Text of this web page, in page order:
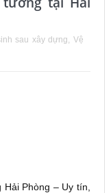
sau xây dựng,Vệ
Phòng – Uy tín,